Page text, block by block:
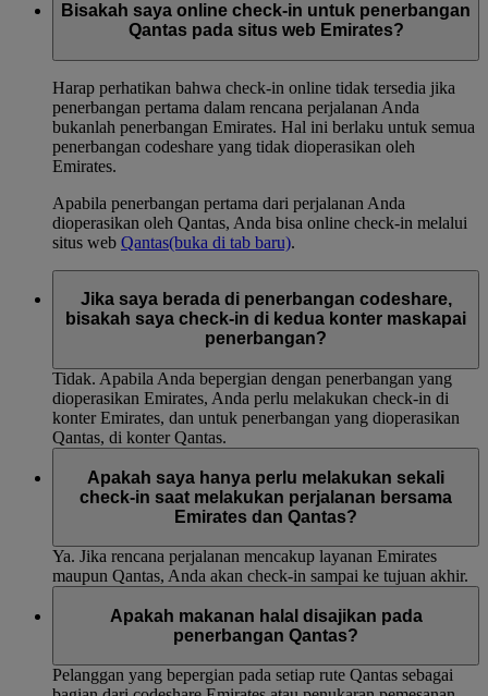
Bisakah saya online check-in untuk penerbangan
Qantas pada situs web Emirates?
Harap perhatikan bahwa check-in online tidak tersedia jika
penerbangan pertama dalam rencana perjalanan Anda
bukanlah penerbangan Emirates. Hal ini berlaku untuk semua
penerbangan codeshare yang tidak dioperasikan oleh
Emirates.
Apabila penerbangan pertama dari perjalanan Anda
dioperasikan oleh Qantas, Anda bisa online check-in melalui
situs web Qantas(buka di tab baru).
Jika saya berada di penerbangan codeshare,
bisakah saya check-in di kedua konter maskapai
penerbangan?
Tidak. Apabila Anda bepergian dengan penerbangan yang
dioperasikan Emirates, Anda perlu melakukan check-in di
konter Emirates, dan untuk penerbangan yang dioperasikan
Qantas, di konter Qantas.
Apakah saya hanya perlu melakukan sekali
check-in saat melakukan perjalanan bersama
Emirates dan Qantas?
Ya. Jika rencana perjalanan mencakup layanan Emirates
maupun Qantas, Anda akan check-in sampai ke tujuan akhir.
Apakah makanan halal disajikan pada
penerbangan Qantas?
Pelanggan yang bepergian pada setiap rute Qantas sebagai